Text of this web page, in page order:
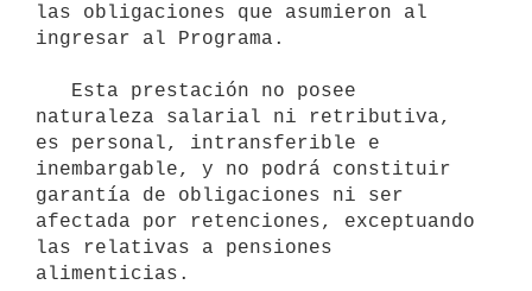
las obligaciones que asumieron al
ingresar al Programa.
naturaleza salarial ni retributiva,
es personal, intransferible e
inembargable, y no podrá constituir
garantía de obligaciones ni ser
afectada por retenciones, exceptuando
las relativas a pensiones